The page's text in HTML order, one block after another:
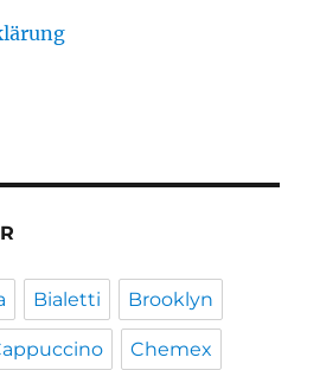
Bialetti Brooklyn
Chemex